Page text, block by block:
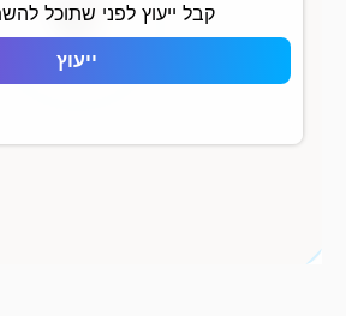
קבל ייעוץ לפני שתוכל
ייעוץ
Topkapı 29 Evleri